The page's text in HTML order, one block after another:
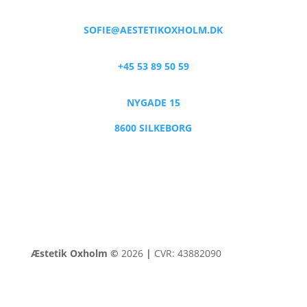
SOFIE@AESTETIKOXHOLM.DK
+45 53 89 50 59
NYGADE 15
8600 SILKEBORG
Æstetik Oxholm © 2026| CVR: 43882090